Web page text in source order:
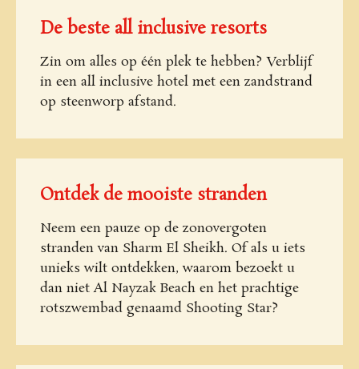
De beste all inclusive resorts
Zin om alles op één plek te hebben? Verblijf
in een all inclusive hotel met een zandstrand
op steenworp afstand.
Ontdek de mooiste stranden
Neem een pauze op de zonovergoten
stranden van Sharm El Sheikh. Of als u iets
unieks wilt ontdekken, waarom bezoekt u
dan niet Al Nayzak Beach en het prachtige
rotszwembad genaamd Shooting Star?